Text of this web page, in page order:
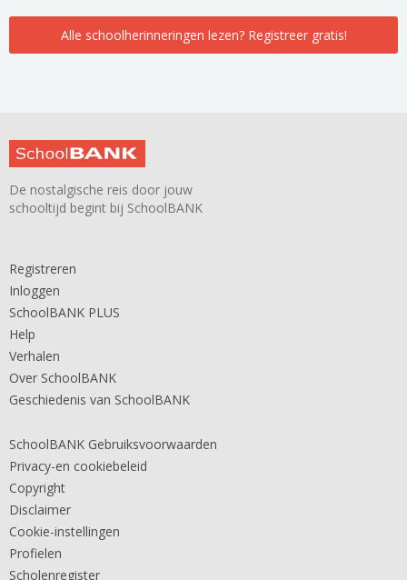
Alle schoolherinneringen lezen? Registreer gratis!
De nostalgische reis door jouw
schooltijd begint bij SchoolBANK
Registreren
Inloggen
SchoolBANK PLUS
Help
Verhalen
Over SchoolBANK
Geschiedenis van SchoolBANK
SchoolBANK Gebruiksvoorwaarden
Privacy-en cookiebeleid
Copyright
Disclaimer
Cookie-instellingen
Profielen
Scholenregister